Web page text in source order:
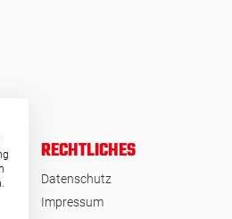
RECHTLICHES
Datenschutz
Impressum